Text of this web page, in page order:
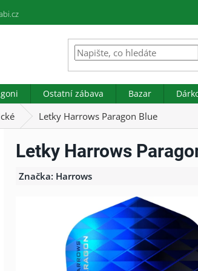
Ostatní zábava Bazar
Letky Harrows Paragon Blue
Letky Harrows
Značka: Harrows